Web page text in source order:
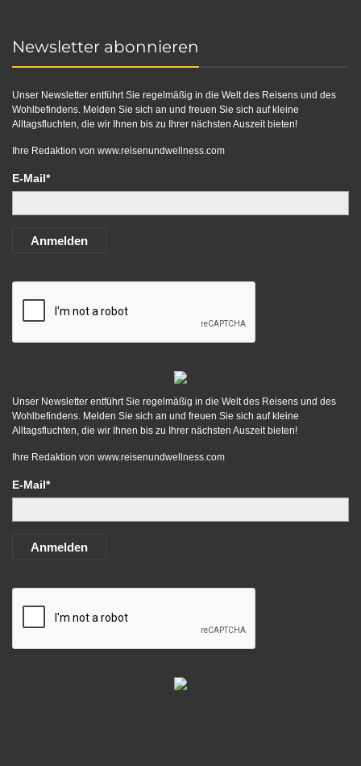
Newsletter abonnieren
Unser Newsletter entführt Sie regelmäßig in die Welt des Reisens und des
Wohlbefindens. Melden Sie sich an und freuen Sie sich auf kleine
Alltagsfluchten, die wir Ihnen bis zu Ihrer nächsten Auszeit bieten!
Ihre Redaktion von www.reisenundwellness.com
E-Mail*
Anmelden
Unser Newsletter entführt Sie regelmäßig in die Welt des Reisens und des
Wohlbefindens. Melden Sie sich an und freuen Sie sich auf kleine
Alltagsfluchten, die wir Ihnen bis zu Ihrer nächsten Auszeit bieten!
Ihre Redaktion von www.reisenundwellness.com
E-Mail*
Anmelden